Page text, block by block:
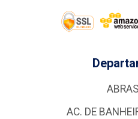
AC. DE